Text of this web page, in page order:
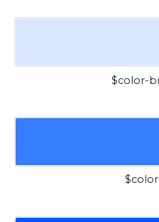
$color-